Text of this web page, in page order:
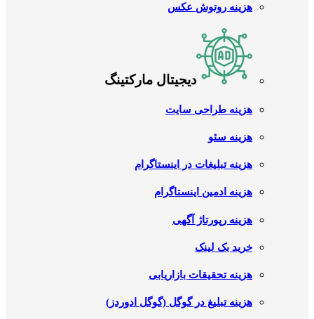
هزینه روتوش عکس
دیجیتال مارکتینگ
هزینه طراحی سایت
هزینه سئو
هزینه تبلیغات در اینستاگرام
هزینه ادمین اینستاگرام
هزینه رپورتاژ آگهی
خرید بک لینک
هزینه تحقیقات بازاریابی
هزینه تبلیغ در گوگل (گوگل ادوردز)